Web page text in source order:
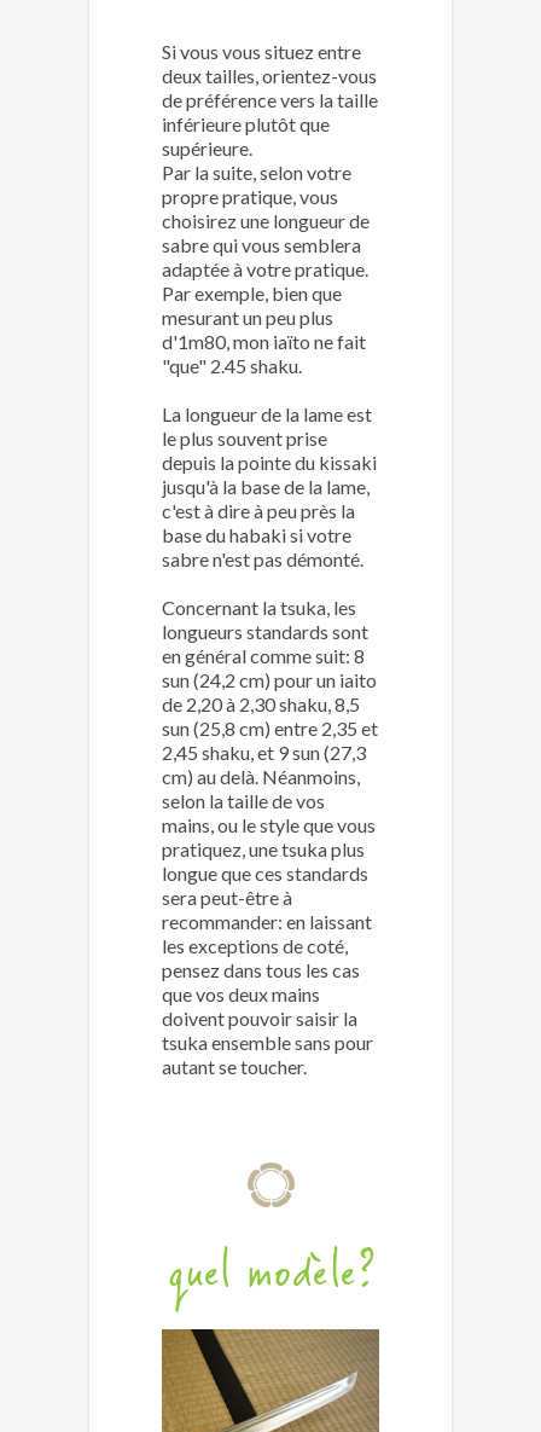
Si vous vous situez entre
deux tailles, orientez-vous
de préférence vers la taille
inférieure plutôt que
supérieure.
Par la suite, selon votre
propre pratique, vous
choisirez une longueur de
sabre qui vous semblera
adaptée à votre pratique.
Par exemple, bien que
mesurant un peu plus
d'1m80, mon iaïto ne fait
"que" 2.45 shaku.
La longueur de la lame est
le plus souvent prise
depuis la pointe du kissaki
jusqu'à la base de la lame,
c'est à dire à peu près la
base du habaki si votre
sabre n'est pas démonté.
Concernant la tsuka, les
longueurs standards sont
en général comme suit: 8
sun (24,2 cm) pour un iaito
de 2,20 à 2,30 shaku, 8,5
sun (25,8 cm) entre 2,35 et
2,45 shaku, et 9 sun (27,3
cm) au delà. Néanmoins,
selon la taille de vos
mains, ou le style que vous
pratiquez, une tsuka plus
longue que ces standards
sera peut-être à
recommander: en laissant
les exceptions de coté,
pensez dans tous les cas
que vos deux mains
doivent pouvoir saisir la
tsuka ensemble sans pour
autant se toucher.
quel modèle?